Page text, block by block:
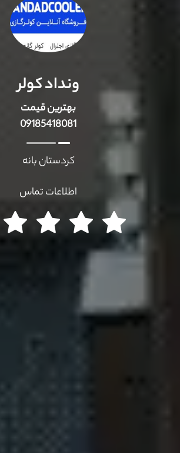
ونداد کولر
بهترین قیمت
09185418081
کردستان بانه
اطلاعات تماس